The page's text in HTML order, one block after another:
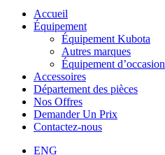
Accueil
Équipement
Équipement Kubota
Autres marques
Équipement d’occasion
Accessoires
Département des pièces
Nos Offres
Demander Un Prix
Contactez-nous
ENG